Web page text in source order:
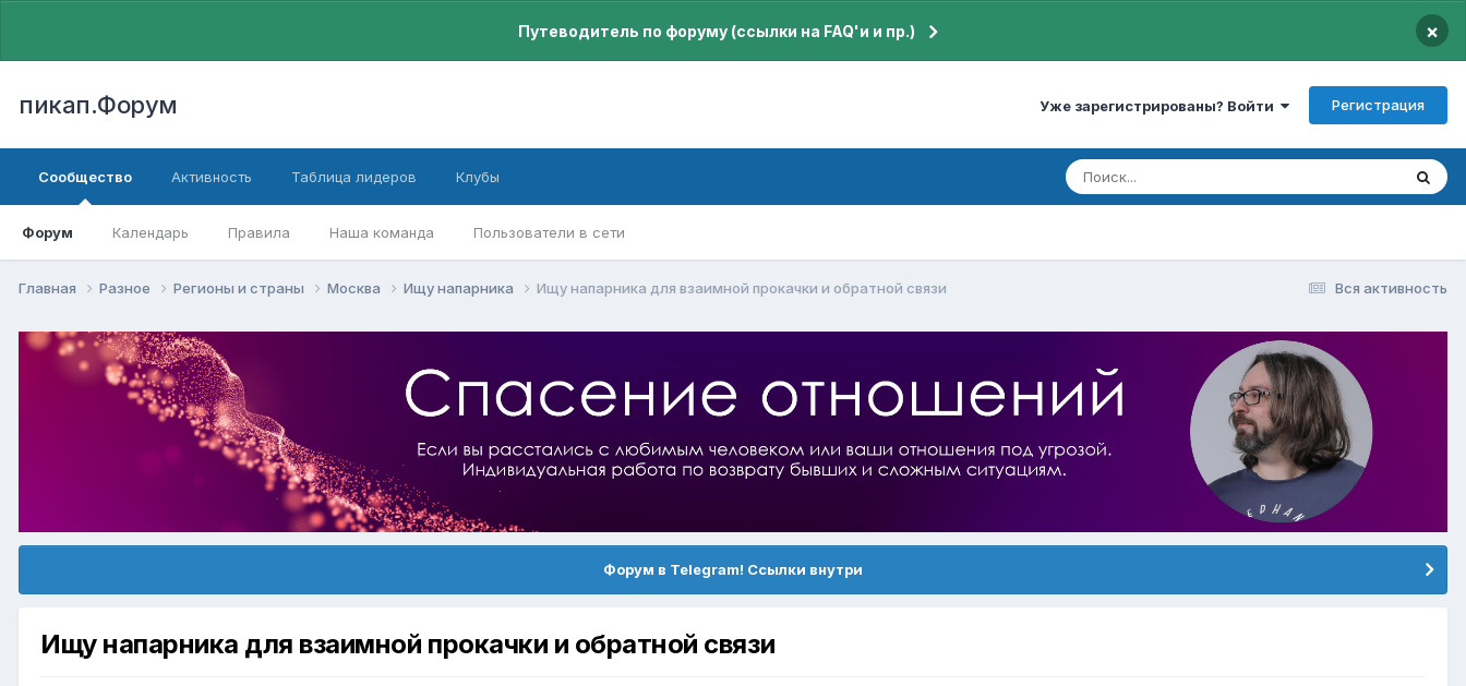
Путеводитель по форуму (ссылки на FAQ'и и пр.) ×
пикап.Форум Уже зарегистрированы? Войти Регистрация
Сообщество
Форум Календарь Правила Наша команда Пользователи в сети
Активность Таблица лидеров Клубы
Вся активность
Главная Разное Регионы и страны Москва Ищу напарника Ищу напарника для взаимной прокачки и обратной связи
Форум в Telegram! Ссылки внутри
Ищу напарника для взаимной прокачки и обратной связи